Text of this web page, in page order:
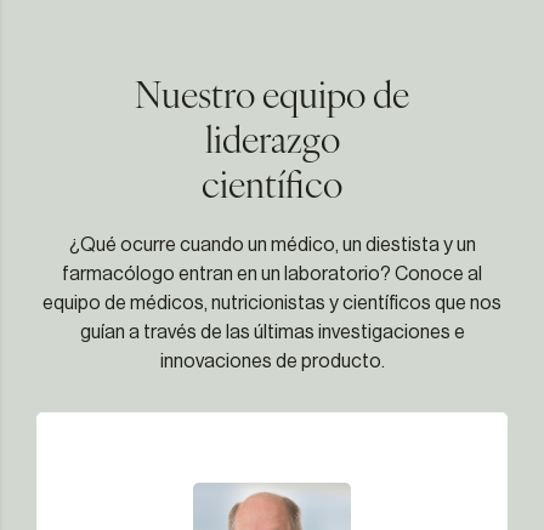
Nuestro equipo de
liderazgo
científico
¿Qué ocurre cuando un médico, un diestista y un
farmacólogo entran en un laboratorio? Conoce al
equipo de médicos, nutricionistas y científicos que nos
guían a través de las últimas investigaciones e
innovaciones de producto.